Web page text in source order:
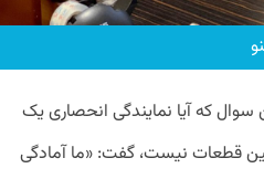
که آیا نمایندگی انحصاری یک
قطعات نیست، گفت: «ما آمادگی